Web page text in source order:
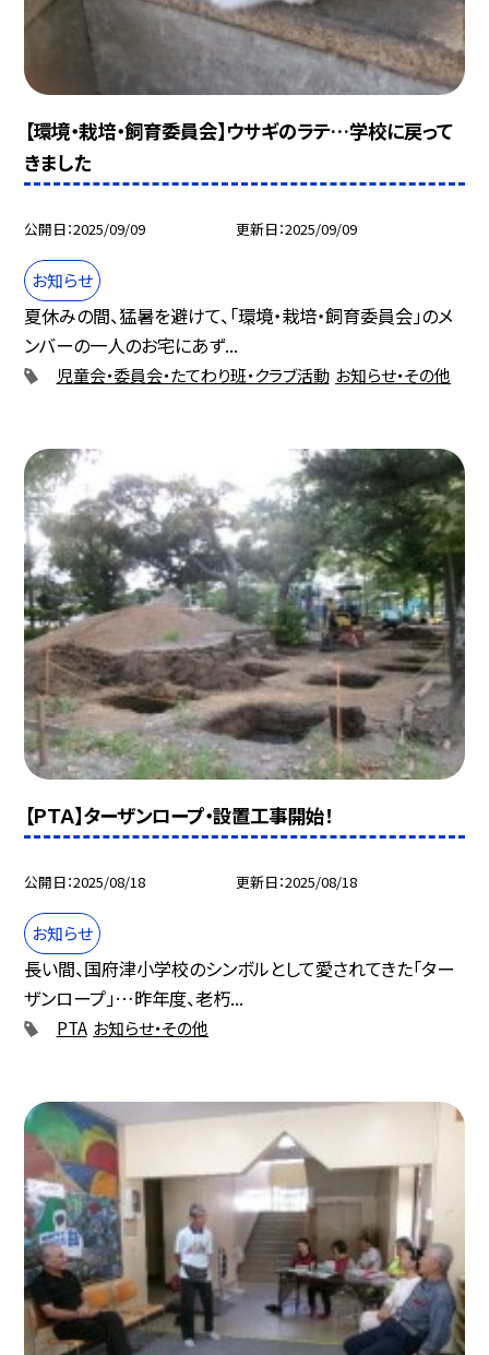
【環境・栽培・飼育委員会】ウサギのラテ…学校に戻って
きました
公開日 2025/09/09 更新日 2025/09/09
お知らせ
夏休みの間、猛暑を避けて、「環境・栽培・飼育委員会」のメ
ンバーの一人のお宅にあず...
児童会・委員会・たてわり班・クラブ活動 お知らせ・その他
【ＰＴＡ】ターザンロープ・設置工事開始！
公開日 2025/08/18 更新日 2025/08/18
お知らせ
長い間、国府津小学校のシンボルとして愛されてきた「ター
ザンロープ」…昨年度、老朽...
PTA お知らせ・その他